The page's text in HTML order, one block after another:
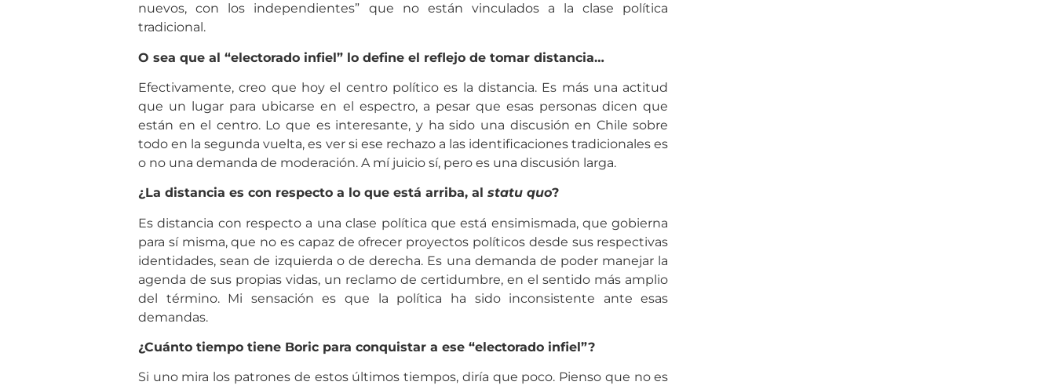
nuevos, con los independientes” que no están vinculados a la clase política
tradicional.
O sea que al “electorado infiel” lo define el reflejo de tomar distancia…
Efectivamente, creo que hoy el centro político es la distancia. Es más una actitud
que un lugar para ubicarse en el espectro, a pesar que esas personas dicen que
están en el centro. Lo que es interesante, y ha sido una discusión en Chile sobre
todo en la segunda vuelta, es ver si ese rechazo a las identificaciones tradicionales es
o no una demanda de moderación. A mí juicio sí, pero es una discusión larga.
¿La distancia es con respecto a lo que está arriba, al statu quo?
Es distancia con respecto a una clase política que está ensimismada, que gobierna
para sí misma, que no es capaz de ofrecer proyectos políticos desde sus respectivas
identidades, sean de izquierda o de derecha. Es una demanda de poder manejar la
agenda de sus propias vidas, un reclamo de certidumbre, en el sentido más amplio
del término. Mi sensación es que la política ha sido inconsistente ante esas
demandas.
¿Cuánto tiempo tiene Boric para conquistar a ese “electorado infiel”?
Si uno mira los patrones de estos últimos tiempos, diría que poco. Pienso que no es